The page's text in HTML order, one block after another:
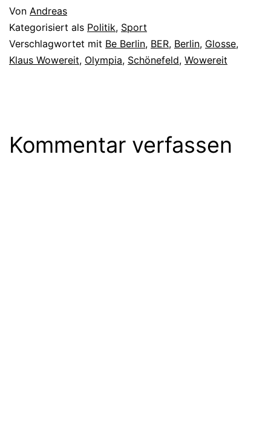
Flughafen Schönefeld…
Von Andreas
Kategorisiert als Politik, Sport
Verschlagwortet mit Be Berlin, BER, Berlin, Glosse,
Klaus Wowereit, Olympia, Schönefeld, Wowereit
Kommentar verfassen